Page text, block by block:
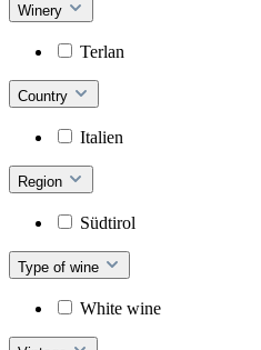
Winery
Terlan
Country
Italien
Region
Südtirol
Type of wine
White wine